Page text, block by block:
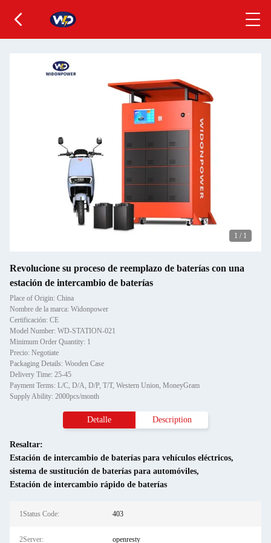
1 / 1
Revolucione su proceso de reemplazo de baterías con una
estación de intercambio de baterías
Place of Origin: China
Nombre de la marca: Widonpower
Certificación: CE
Model Number: WD-STATION-021
Minimum Order Quantity: 1
Precio: Negotiate
Packaging Details: Wooden Case
Delivery Time: 25-45
Payment Terms: L/C, D/A, D/P, T/T, Western Union, MoneyGram
Supply Ability: 2000pcs/month
Detalle Description
Resaltar:
Estación de intercambio de baterías para vehículos eléctricos,
sistema de sustitución de baterías para automóviles,
Estación de intercambio rápido de baterías
1Status Code: 403
2Server: openresty